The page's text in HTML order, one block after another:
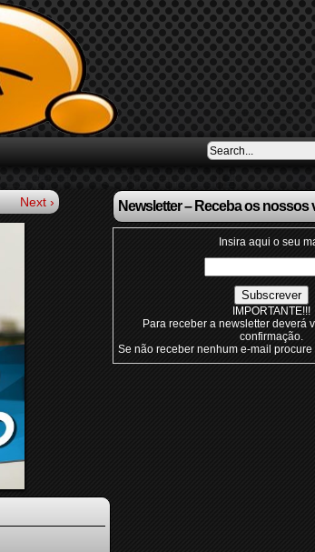
Next › Newsletter – Receba os nossos
Insira aqui o seu
IMPORTANTE!!!
Para receber a newsletter deverá
confirmação.
Se não receber nenhum e-mail